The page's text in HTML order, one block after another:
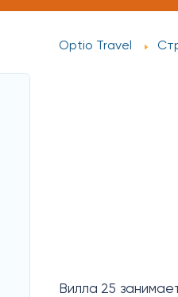
Optio Travel
Вилла 25